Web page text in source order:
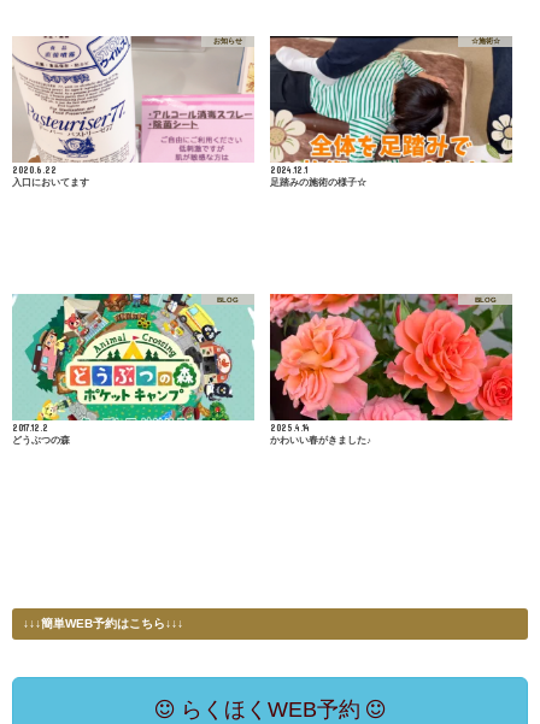
お知らせ
2020.6.22
入口においてます
☆施術☆
2024.12.1
足踏みの施術の様子☆
BLOG
2017.12.2
どうぶつの森
BLOG
2025.4.14
かわいい春がきました♪
↓↓↓簡単WEB予約はこちら↓↓↓
らくほくWEB予約